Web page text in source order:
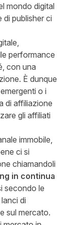
mondo digital
di publisher ci
performance
con una
È dunque
o i
di affiliazione
gli affiliati
immobile,
ci si
chiamandoli
in continua
secondo le
di
sul mercato.